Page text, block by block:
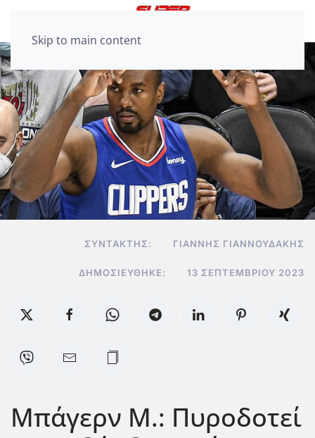
Skip to main content
ΣΥΝΤΆΚΤΗΣ: ΓΙΆΝΝΗΣ ΓΙΑΝΝΟΥΔΆΚΗΣ
ΔΗΜΟΣΙΕΎΘΗΚΕ: 13 ΣΕΠΤΕΜΒΡΊΟΥ 2023
Μπάγερν Μ.: Πυροδοτεί